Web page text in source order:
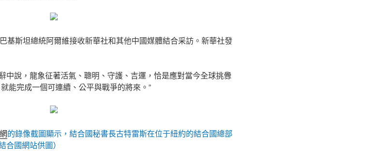
基斯坦總統阿爾維接收新華社和其他中國媒體結合采訪。新華社發
中說，龍象征著活氣、聰明、守護、吉運，恰是應對當今全球挑釁
能完成一個可連續、公平與戰爭的將來。”
的錄像截圖顯示，結合國秘書長古特雷斯在位于紐約的結合國總部
國網站供圖）